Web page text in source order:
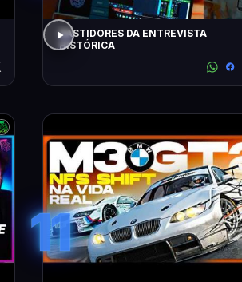
BASTIDORES DA ENTREVISTA
HISTÓRICA
11